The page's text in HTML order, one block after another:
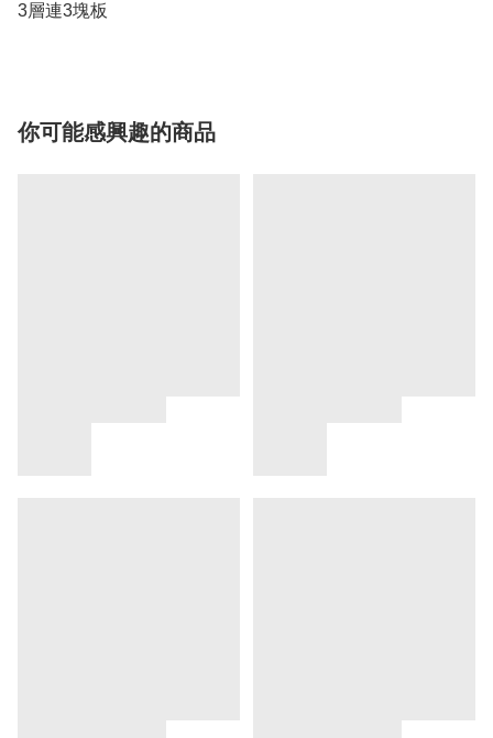
3層連3塊板
你可能感興趣的商品